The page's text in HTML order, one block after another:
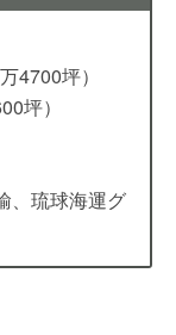
4700坪）
坪）
、琉球海運グ